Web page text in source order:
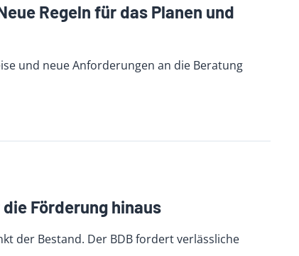
Regeln für das Planen und
und neue Anforderungen an die Beratung
Förderung hinaus
der Bestand. Der BDB fordert verlässliche